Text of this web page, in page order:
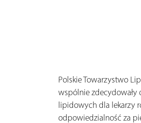
Polskie Towarzystwo
wspólnie
lipidowych dla lekarzy
odpowiedzialność za